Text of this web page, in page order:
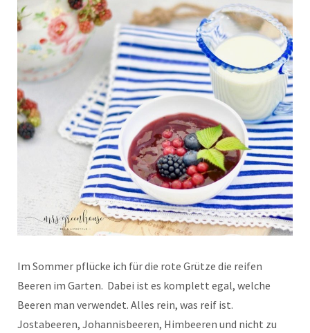
Im Sommer pflücke ich für die rote Grütze die reifen
Beeren im Garten. Dabei ist es komplett egal, welche
Beeren man verwendet. Alles rein, was reif ist.
Jostabeeren, Johannisbeeren, Himbeeren und nicht zu